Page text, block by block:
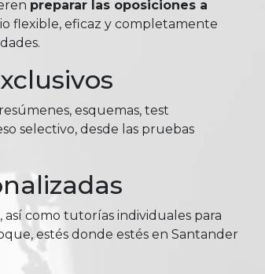
preparar las oposiciones a
flexible, eficaz y completamente
esquemas, test
selectivo, desde las pruebas
así como tutorías individuales para
estés donde estés en Santander